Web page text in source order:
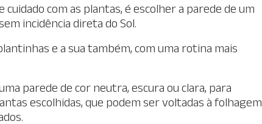
com as plantas, é escolher a parede de um
incidência direta do Sol.
e a sua também, com uma rotina mais
parede de cor neutra, escura ou clara, para
escolhidas, que podem ser voltadas à folhagem